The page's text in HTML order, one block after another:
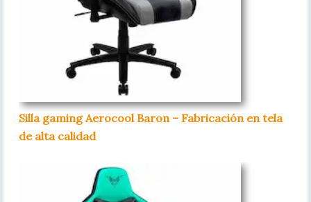
Silla gaming Aerocool Baron – Fabricación en tela
de alta calidad